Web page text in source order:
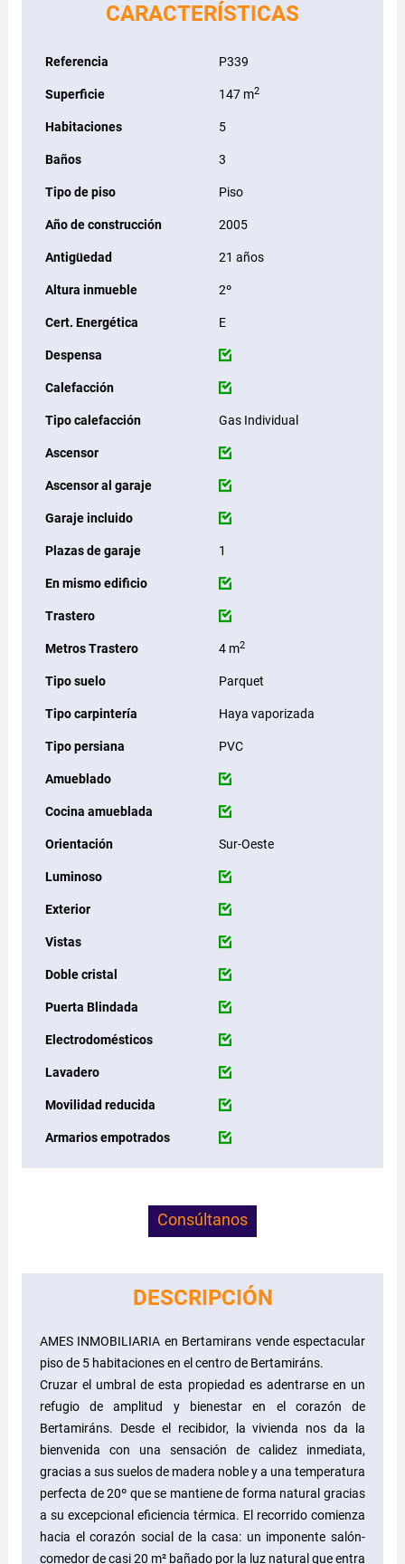
CARACTERÍSTICAS
Referencia P339
Superficie 147 m2
Habitaciones 5
Baños 3
Tipo de piso Piso
Año de construcción 2005
Antigüedad 21 años
Altura inmueble 2º
Cert. Energética E
Despensa
Calefacción
Tipo calefacción Gas Individual
Ascensor
Ascensor al garaje
Garaje incluido
Plazas de garaje 1
En mismo edificio
Trastero
Metros Trastero 4 m2
Tipo suelo Parquet
Tipo carpintería Haya vaporizada
Tipo persiana PVC
Amueblado
Cocina amueblada
Orientación Sur-Oeste
Luminoso
Exterior
Vistas
Doble cristal
Puerta Blindada
Electrodomésticos
Lavadero
Movilidad reducida
Armarios empotrados
Consúltanos
DESCRIPCIÓN
AMES INMOBILIARIA en Bertamirans vende espectacular
piso de 5 habitaciones en el centro de Bertamiráns.
Cruzar el umbral de esta propiedad es adentrarse en un
refugio de amplitud y bienestar en el corazón de
Bertamiráns. Desde el recibidor, la vivienda nos da la
bienvenida con una sensación de calidez inmediata,
gracias a sus suelos de madera noble y a una temperatura
perfecta de 20º que se mantiene de forma natural gracias
a su excepcional eficiencia térmica. El recorrido comienza
hacia el corazón social de la casa: un imponente salón-
comedor de casi 20 m² bañado por la luz natural que entra